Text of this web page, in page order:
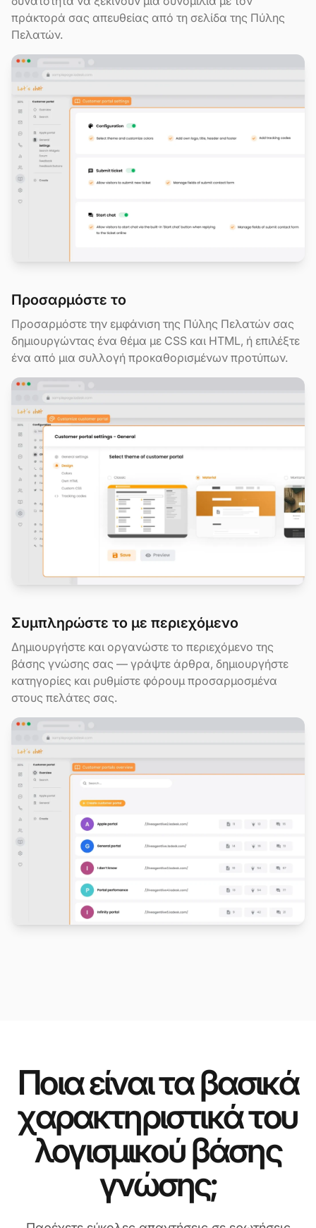
πράκτορά σας απευθείας από τη σελίδα της Πύλης
Πελατών.
Προσαρμόστε το
Προσαρμόστε την εμφάνιση της Πύλης Πελατών σας
δημιουργώντας ένα θέμα με CSS και HTML, ή επιλέξτε
ένα από μια συλλογή προκαθορισμένων προτύπων.
Συμπληρώστε το με περιεχόμενο
Δημιουργήστε και οργανώστε το περιεχόμενο της
βάσης γνώσης σας — γράψτε άρθρα, δημιουργήστε
κατηγορίες και ρυθμίστε φόρουμ προσαρμοσμένα
στους πελάτες σας.
Ποια είναι τα βασικά
χαρακτηριστικά του
λογισμικού βάσης
γνώσης;